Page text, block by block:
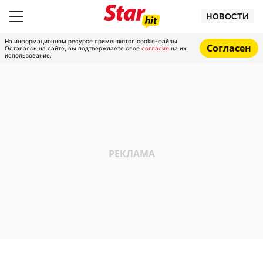
НОВОСТИ
На информационном ресурсе применяются cookie-файлы.
Оставаясь на сайте, вы подтверждаете свое согласие на их
использование.
Согласен